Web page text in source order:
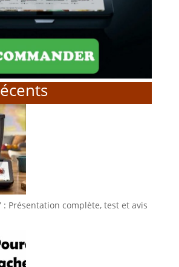
: Présentation complète, test et avis